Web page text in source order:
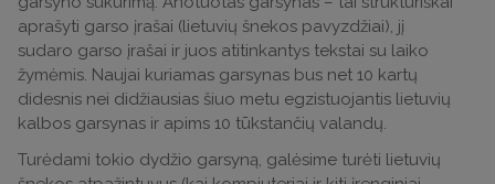
aprašyti garso įrašai (lietuvių šnekos pavyzdžiai), jį
sudaro garso įrašai ir juos atitinkantys tekstai su laiko
žymėmis. Naujai kuriamas garsynas bus net 10 kartų
didesnis nei didžiausias šiuo metu egzistuojantis lietuvių
kalbos garsynas ir apims 10 tūkstančių valandų.
Turėdami tokio dydžio garsyną, galėsime turėti lietuvių